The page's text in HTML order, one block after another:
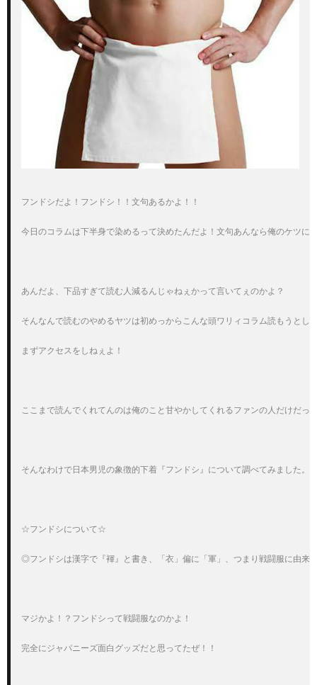
フンドシだよ！フンドシ！！文句あるかよ！！
今日のコラムは下半身で染めるって決めたんだよ！文句あんなら俺のケツに
あんだよ、下品すぎて読む人減るんじゃねぇかって言いてぇのかよ？
そんなんで読むのやめるヤツは初めっからこんな頭ワリィコラム読もうとし
まずアクセスをしねぇよ！
ここまで読んでくれてんのは俺のこと甘やかしてくれるファンの人だけだっ
そんなわけで日本男児の象徴的下着『フンドシ』について調べてみました。
☆フンドシについて☆
◎フンドシは漢字で『褌』と書き、「衣」偏に「軍」、つまり戦闘服に由来
マジかよ！？フンドシって戦闘服なのかよ！
完全にジャパニーズ面白グッズだと思ってたぜ！！